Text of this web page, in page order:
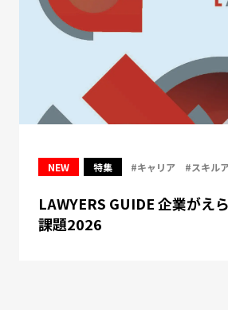
NEW 特集 #キャリア #スキル
LAWYERS GUIDE 企業がえ
課題2026